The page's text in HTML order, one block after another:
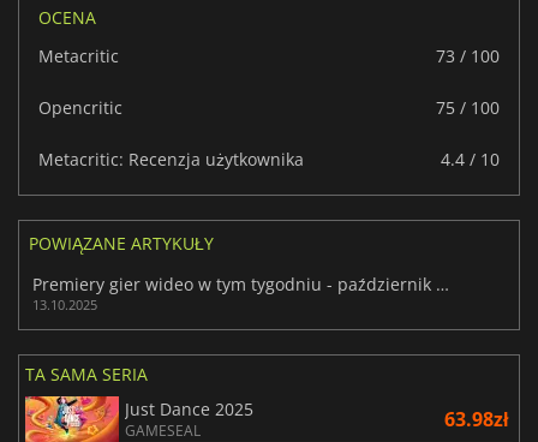
OCENA
Metacritic
73 / 100
Opencritic 75 / 100
Metacritic: Recenzja użytkownika 4.4 / 10
POWIĄZANE ARTYKUŁY
Premiery gier wideo w tym tygodniu - październik 2025 (tydzień 42)
13.10.2025
TA SAMA SERIA
Just Dance 2025
GAMESEAL 63.98zł